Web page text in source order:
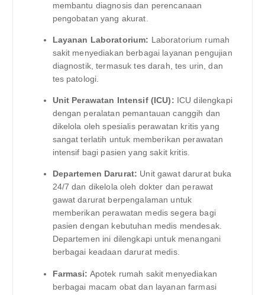
membantu diagnosis dan perencanaan
pengobatan yang akurat.
Layanan Laboratorium: Laboratorium rumah
sakit menyediakan berbagai layanan pengujian
diagnostik, termasuk tes darah, tes urin, dan
tes patologi.
Unit Perawatan Intensif (ICU): ICU dilengkapi
dengan peralatan pemantauan canggih dan
dikelola oleh spesialis perawatan kritis yang
sangat terlatih untuk memberikan perawatan
intensif bagi pasien yang sakit kritis.
Departemen Darurat: Unit gawat darurat buka
24/7 dan dikelola oleh dokter dan perawat
gawat darurat berpengalaman untuk
memberikan perawatan medis segera bagi
pasien dengan kebutuhan medis mendesak.
Departemen ini dilengkapi untuk menangani
berbagai keadaan darurat medis.
Farmasi: Apotek rumah sakit menyediakan
berbagai macam obat dan layanan farmasi